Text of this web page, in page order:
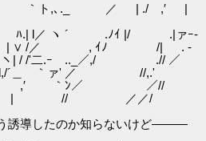
､._ ／ | ./ ,′ |
ヽ ´ .ﾉｲ |/ .|ァｰ-
, ｲﾉ /| . -
.ｰ .._／,/ .// ／
｀ァ' ／ //,.'
｀ﾝ／ ／//
// ／／/
誘導したのか知らないけど―――